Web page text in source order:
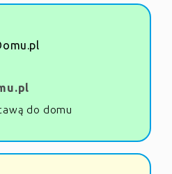
do domu